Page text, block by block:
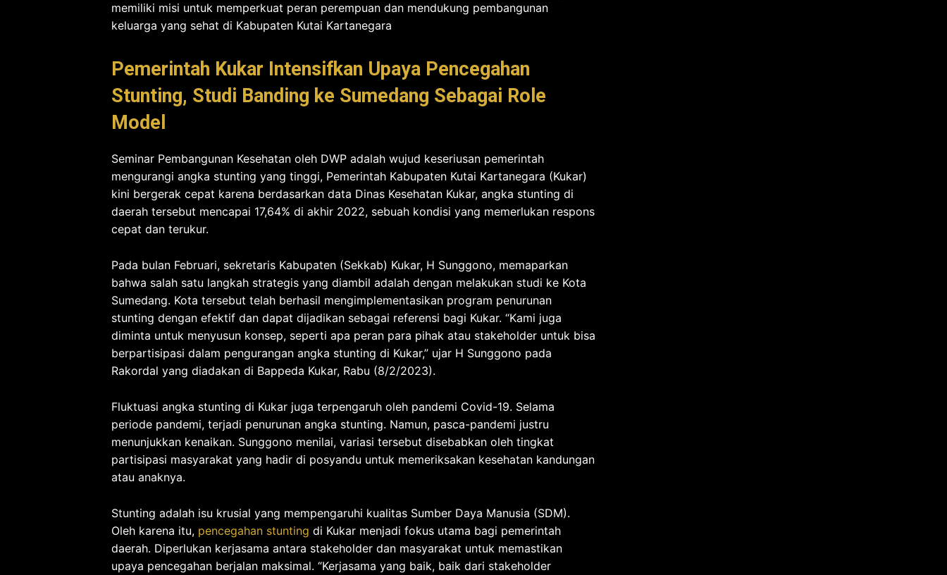
memiliki misi untuk memperkuat peran perempuan dan mendukung pembangunan
keluarga yang sehat di Kabupaten Kutai Kartanegara
Pemerintah Kukar Intensifkan Upaya Pencegahan
Stunting, Studi Banding ke Sumedang Sebagai Role
Model
Seminar Pembangunan Kesehatan oleh DWP adalah wujud keseriusan pemerintah
mengurangi angka stunting yang tinggi, Pemerintah Kabupaten Kutai Kartanegara (Kukar)
kini bergerak cepat karena berdasarkan data Dinas Kesehatan Kukar, angka stunting di
daerah tersebut mencapai 17,64% di akhir 2022, sebuah kondisi yang memerlukan respons
cepat dan terukur.
Pada bulan Februari, sekretaris Kabupaten (Sekkab) Kukar, H Sunggono, memaparkan
bahwa salah satu langkah strategis yang diambil adalah dengan melakukan studi ke Kota
Sumedang. Kota tersebut telah berhasil mengimplementasikan program penurunan
stunting dengan efektif dan dapat dijadikan sebagai referensi bagi Kukar. “Kami juga
diminta untuk menyusun konsep, seperti apa peran para pihak atau stakeholder untuk bisa
berpartisipasi dalam pengurangan angka stunting di Kukar,” ujar H Sunggono pada
Rakordal yang diadakan di Bappeda Kukar, Rabu (8/2/2023).
Fluktuasi angka stunting di Kukar juga terpengaruh oleh pandemi Covid-19. Selama
periode pandemi, terjadi penurunan angka stunting. Namun, pasca-pandemi justru
menunjukkan kenaikan. Sunggono menilai, variasi tersebut disebabkan oleh tingkat
partisipasi masyarakat yang hadir di posyandu untuk memeriksakan kesehatan kandungan
atau anaknya.
Stunting adalah isu krusial yang mempengaruhi kualitas Sumber Daya Manusia (SDM).
Oleh karena itu, pencegahan stunting di Kukar menjadi fokus utama bagi pemerintah
daerah. Diperlukan kerjasama antara stakeholder dan masyarakat untuk memastikan
upaya pencegahan berjalan maksimal. “Kerjasama yang baik, baik dari stakeholder